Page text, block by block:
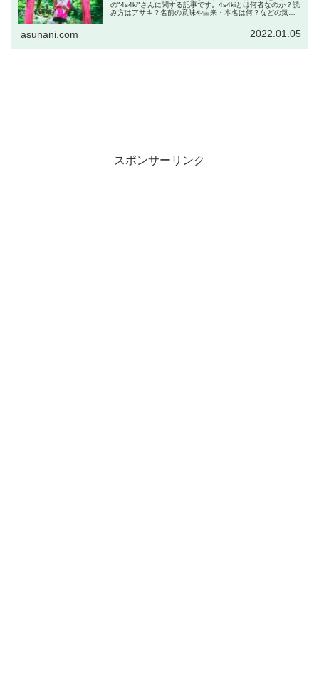
の"4s4ki"さんに関する記事です。4s4kiとは何者なのか？読
み方はアサキ？名前の意味や由来・本名は何？などの気に
asunani.com 2022.01.05
スポンサーリンク